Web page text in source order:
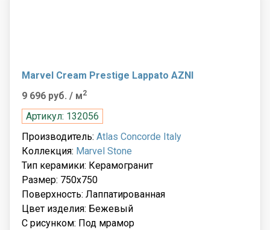
Marvel Cream Prestige Lappato AZNI
9 696 руб. / м2
Артикул: 132056
Производитель: Atlas Concorde Italy
Коллекция: Marvel Stone
Тип керамики: Керамогранит
Размер: 750x750
Поверхность: Лаппатированная
Цвет изделия: Бежевый
С рисунком: Под мрамор